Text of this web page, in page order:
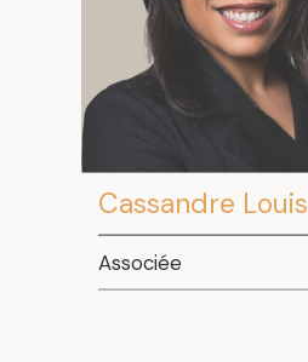
Cassandre Louis
Associée